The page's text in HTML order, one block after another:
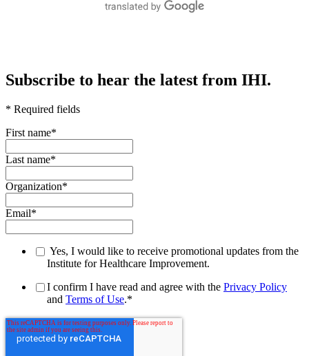
Subscribe to hear the latest from IHI.
* Required fields
First name*
Last name*
Organization*
Email*
Yes, I would like to receive promotional updates from the
Institute for Healthcare Improvement.
I confirm I have read and agree with the Privacy Policy
and Terms of Use.*